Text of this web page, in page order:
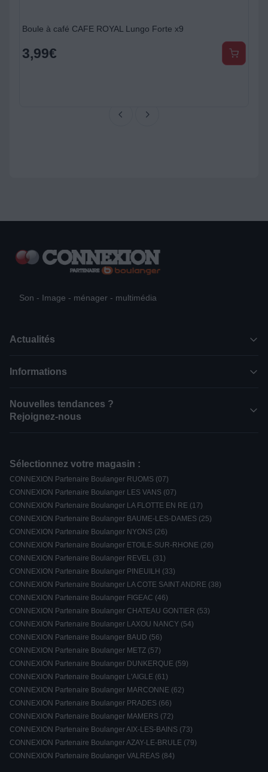
Boule à café CAFE ROYAL Lungo Forte x9
3,99€
Son - Image - ménager - multimédia
Actualités
Informations
Nouvelles tendances ?
Rejoignez-nous
Sélectionnez votre magasin :
CONNEXION Partenaire Boulanger RUOMS (07)
CONNEXION Partenaire Boulanger LES VANS (07)
CONNEXION Partenaire Boulanger LA FLOTTE EN RE (17)
CONNEXION Partenaire Boulanger BAUME-LES-DAMES (25)
CONNEXION Partenaire Boulanger NYONS (26)
CONNEXION Partenaire Boulanger ETOILE-SUR-RHONE (26)
CONNEXION Partenaire Boulanger REVEL (31)
CONNEXION Partenaire Boulanger PINEUILH (33)
CONNEXION Partenaire Boulanger LA COTE SAINT ANDRE (38)
CONNEXION Partenaire Boulanger FIGEAC (46)
CONNEXION Partenaire Boulanger CHATEAU GONTIER (53)
CONNEXION Partenaire Boulanger LAXOU NANCY (54)
CONNEXION Partenaire Boulanger BAUD (56)
CONNEXION Partenaire Boulanger METZ (57)
CONNEXION Partenaire Boulanger DUNKERQUE (59)
CONNEXION Partenaire Boulanger L'AIGLE (61)
CONNEXION Partenaire Boulanger MARCONNE (62)
CONNEXION Partenaire Boulanger PRADES (66)
CONNEXION Partenaire Boulanger MAMERS (72)
CONNEXION Partenaire Boulanger AIX-LES-BAINS (73)
CONNEXION Partenaire Boulanger AZAY-LE-BRULE (79)
CONNEXION Partenaire Boulanger VALREAS (84)